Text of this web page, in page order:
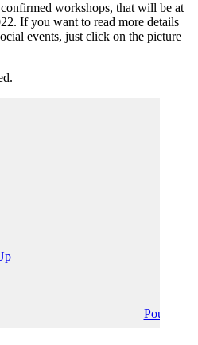
workshops, that will be at
If you want to read more details
events, just click on the picture
Pounches